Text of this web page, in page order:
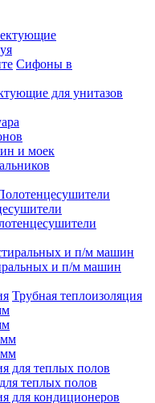
Сифоны в
для унитазов
и моек
и п/м машин
Трубная теплоизоляция
мм
мм
теплых полов